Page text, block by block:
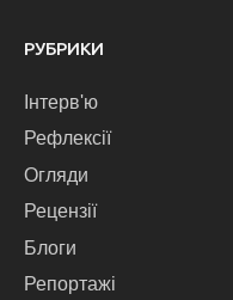
РУБРИКИ
Інтерв'ю
Рефлексії
Огляди
Рецензії
Блоги
Репортажі